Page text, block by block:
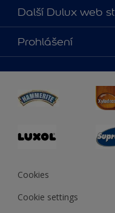
O nás
Kontaktujte nás
Najít obchod
Další Dulux web
duluxmalir.cz
duluxmaliar.sk
duluxprodejnabarev.cz
duluxpredajnafarieb.sk
Prohlášení
Cookies
Cookie settings